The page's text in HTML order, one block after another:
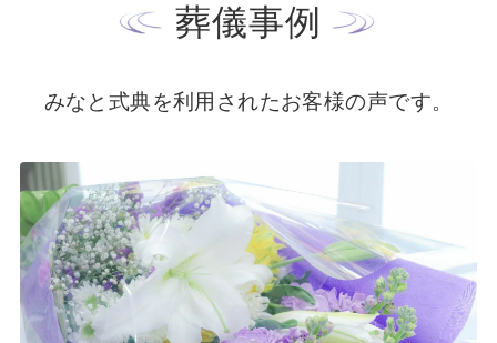
葬儀事例
みなと式典を利用されたお客様の声です。